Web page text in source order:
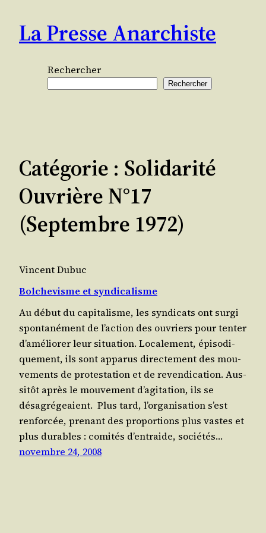
contenu
La Presse Anarchiste
Rechercher
Rechercher
Catégorie : Solidarité
Ouvrière N°17
(septembre 1972)
Vincent Dubuc
Bolchevisme et syndicalisme
Au début du capi­ta­lisme, les syn­di­cats ont sur­gi
spon­ta­né­ment de l’action des ouvriers pour ten­ter
d’améliorer leur situa­tion. Loca­le­ment, épi­so­di­
que­ment, ils sont appa­rus direc­te­ment des mou­
ve­ments de pro­tes­ta­tion et de reven­di­ca­tion. Aus­
si­tôt après le mou­ve­ment d’agitation, ils se
désagrégeaient. Plus tard, l’organisation s’est
ren­for­cée, pre­nant des pro­por­tions plus vastes et
plus durables : comi­tés d’entraide, socié­tés…
novembre 24, 2008